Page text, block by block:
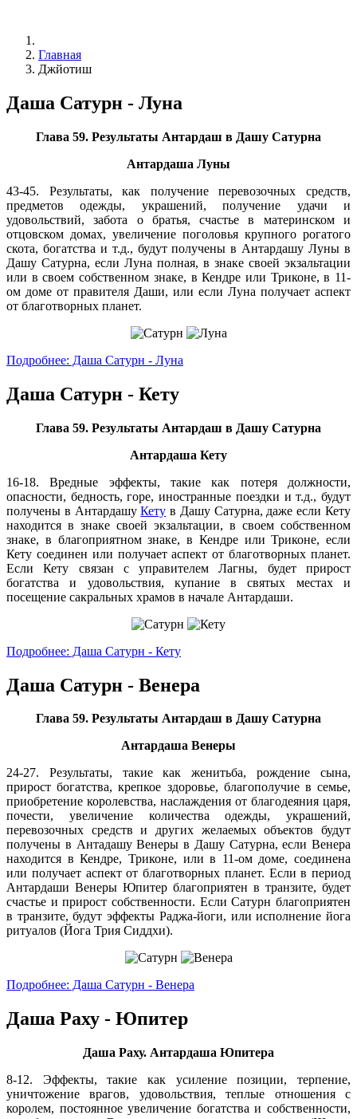
Главная
Джйотиш
Даша Сатурн - Луна
Глава 59. Результаты Антардаш в Дашу Сатурна
Антардаша Луны
43-45. Результаты, как получение перевозочных средств,
предметов одежды, украшений, получение удачи и
удовольствий, забота о братья, счастье в материнском и
отцовском домах, увеличение поголовья крупного рогатого
скота, богатства и т.д., будут получены в Антардашу Луны в
Дашу Сатурна, если Луна полная, в знаке своей экзальтации
или в своем собственном знаке, в Кендре или Триконе, в 11-
ом доме от правителя Даши, или если Луна получает аспект
от благотворных планет.
Подробнее: Даша Сатурн - Луна
Даша Сатурн - Кету
Глава 59. Результаты Антардаш в Дашу Сатурна
Антардаша Кету
16-18. Вредные эффекты, такие как потеря должности,
опасности, бедность, горе, иностранные поездки и т.д., будут
получены в АнтардашуКету в Дашу Сатурна, даже если Кету
находится в знаке своей экзальтации, в своем собственном
знаке, в благоприятном знаке, в Кендре или Триконе, если
Кету соединен или получает аспект от благотворных планет.
Если Кету связан с управителем Лагны, будет прирост
богатства и удовольствия, купание в святых местах и
посещение сакральных храмов в начале Антардаши.
Подробнее: Даша Сатурн - Кету
Даша Сатурн - Венера
Глава 59. Результаты Антардаш в Дашу Сатурна
Антардаша Венеры
24-27. Результаты, такие как женитьба, рождение сына,
прирост богатства, крепкое здоровье, благополучие в семье,
приобретение королевства, наслаждения от благодеяния царя,
почести, увеличение количества одежды, украшений,
перевозочных средств и других желаемых объектов будут
получены в Антадашу Венеры в Дашу Сатурна, если Венера
находится в Кендре, Триконе, или в 11-ом доме, соединена
или получает аспект от благотворных планет. Если в период
Антардаши Венеры Юпитер благоприятен в транзите, будет
счастье и прирост собственности. Если Сатурн благоприятен
в транзите, будут эффекты Раджа-йоги, или исполнение йога
ритуалов (Йога Трия Сиддхи).
Подробнее: Даша Сатурн - Венера
Даша Раху - Юпитер
Даша Раху. Антардаша Юпитера
8-12. Эффекты, такие как усиление позиции, терпение,
уничтожение врагов, удовольствия, теплые отношения с
королем, постоянное увеличение богатства и собственности,